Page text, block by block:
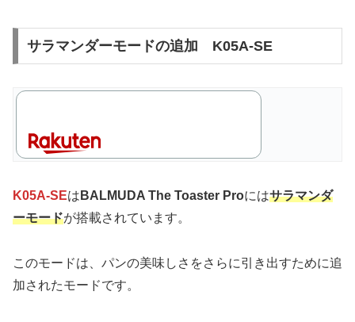
サラマンダーモードの追加 K05A-SE
K05A-SEは BALMUDA The Toaster Proにはサラマンダ
ーモードが搭載されています。
このモードは、パンの美味しさをさらに引き出すために追
加されたモードです。